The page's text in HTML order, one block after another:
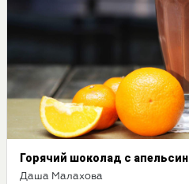
Горячий шоколад с
Даша Малахова